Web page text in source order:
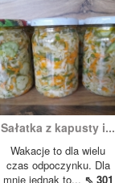
Sałatka z kapusty i...
Wakacje to dla wielu
czas odpoczynku. Dla
mnie jednak to... ⇖ 301